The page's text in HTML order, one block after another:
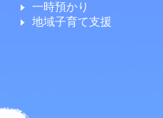
一時預かり
地域子育て支援